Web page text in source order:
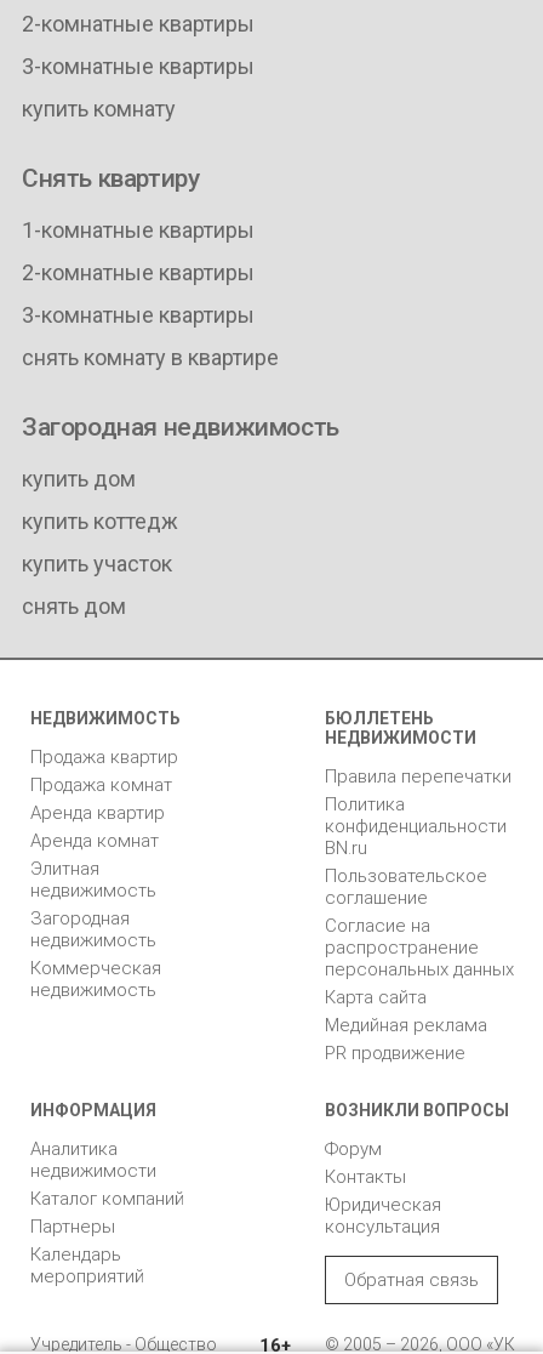
2-комнатные квартиры
3-комнатные квартиры
купить комнату
Снять квартиру
1-комнатные квартиры
2-комнатные квартиры
3-комнатные квартиры
снять комнату в квартире
Загородная недвижимость
купить дом
купить коттедж
купить участок
снять дом
НЕДВИЖИМОСТЬ
Продажа квартир
Продажа комнат
Аренда квартир
Аренда комнат
Элитная
недвижимость
Загородная
недвижимость
Коммерческая
недвижимость
БЮЛЛЕТЕНЬ
НЕДВИЖИМОСТИ
Правила перепечатки
Политика
конфиденциальности
BN.ru
Пользовательское
соглашение
Согласие на
распространение
персональных данных
Карта сайта
Медийная реклама
PR продвижение
ИНФОРМАЦИЯ
Аналитика
недвижимости
Каталог компаний
Партнеры
Календарь
мероприятий
ВОЗНИКЛИ ВОПРОСЫ
Форум
Контакты
Юридическая
консультация
Обратная связь
Учредитель - Общество
16+
© 2005 – 2026, ООО «УК